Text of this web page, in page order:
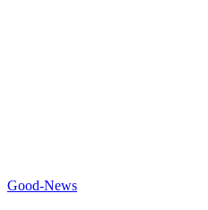
Good-News